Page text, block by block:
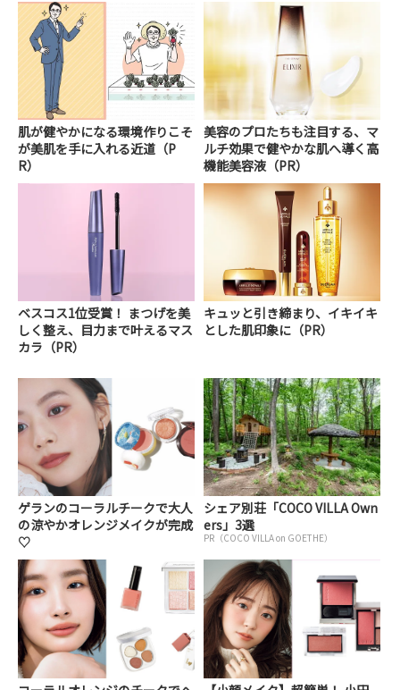
肌が健やかになる環境作りこそ
が美肌を手に入れる近道（P
R）
美容のプロたちも注目する、マ
ルチ効果で健やかな肌へ導く高
機能美容液（PR）
ベスコス1位受賞！ まつげを美
しく整え、目力まで叶えるマス
カラ（PR）
キュッと引き締まり、イキイキ
とした肌印象に（PR）
ゲランのコーラルチークで大人
の涼やかオレンジメイクが完成
♡
シェア別荘「COCO VILLA Own
ers」3選
PR（COCO VILLA on GOETHE）